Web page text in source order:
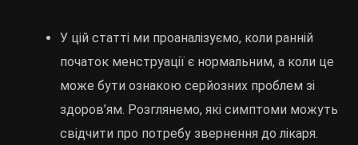
У цій статті ми проаналізуємо, коли ранній
початок менструації є нормальним, а коли це
може бути ознакою серйозних проблем зі
здоров’ям. Розглянемо, які симптоми можуть
свідчити про потребу звернення до лікаря.